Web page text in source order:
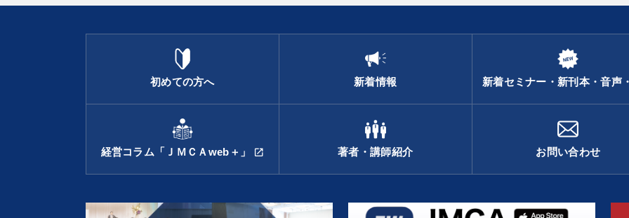
初めての方へ 新着情報 新着セミナー・新刊本・音声
経営コラム「ＪＭＣＡweb＋」 open_in_new 著者・講師紹介 お問い合わせ